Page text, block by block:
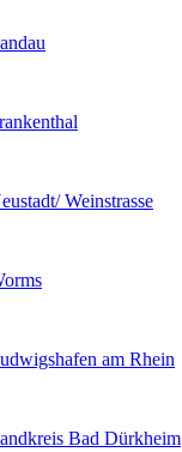
Weinstrasse
am Rhein
Bad Dürkheim